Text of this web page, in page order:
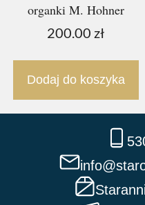
organki M. Hohner
200.00 zł
Dodaj do koszyka